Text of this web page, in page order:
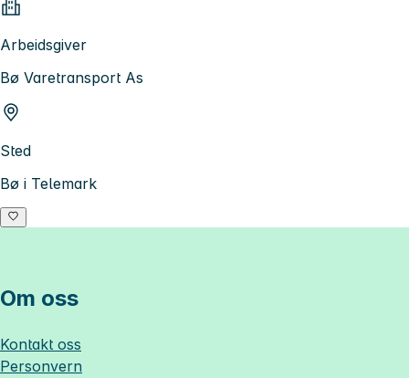
Arbeidsgiver
Bø Varetransport As
Sted
Bø i Telemark
Om oss
Kontakt oss
Personvern